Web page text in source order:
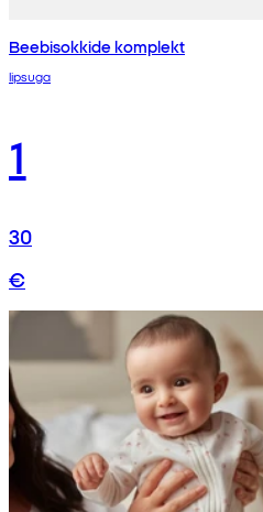
Beebisokkide komplekt
lipsuga
1
30
€